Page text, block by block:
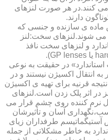
می کنند.در هر صورت لنزهای
دارند.
ماده ی سازنده و جنسی که
می شوند.لنزهای سخت:لنز
و لنزهای سخت نافذ
در حقیقت به نوعی
انتقال اکسیژن نیستند و در
نتیجه قرنیه برای تهیه ی اکسیژن
در اثر پلک زدن است.لنزهای
نرم کننده روی چشم قرار می
آسان و تأثیرشان
طرفداران زیای
به خاطر مشکلاتی از جمله